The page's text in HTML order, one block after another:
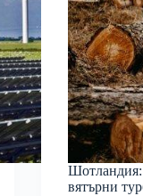
Шотландия:
вятърни